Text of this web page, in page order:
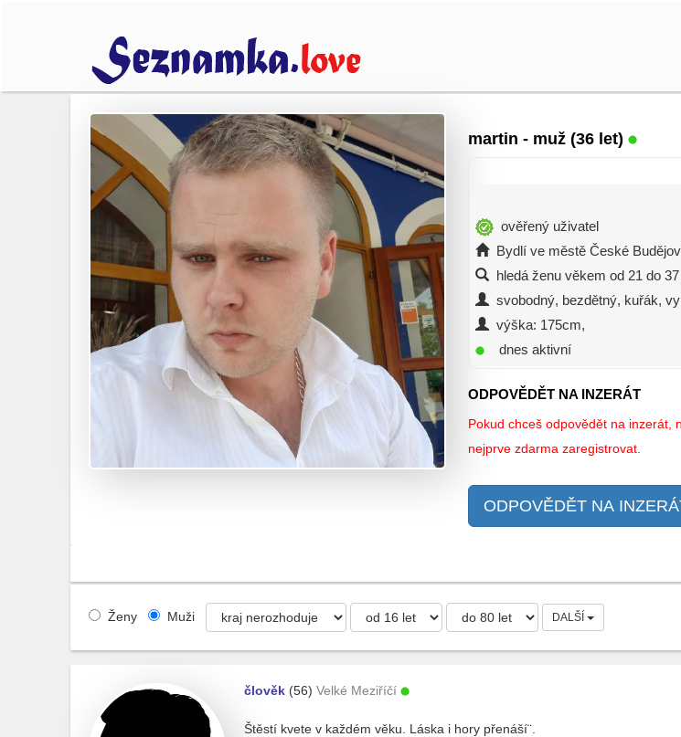
martin - muž (36 let)
ověřený uživatel
Bydlí ve městě České
hledá ženu věkem od 21 do
svobodný, bezdětný, kuřák,
výška: 175cm,
dnes aktivní
ODPOVĚDĚT NA INZERÁT
Pokud chceš odpovědět na inzerát,
nejprve zdarma zaregistrovat.
ODPOVĚDĚT NA
Ženy Muži DALŠÍ
člověk (56) Velké Meziříčí
Štěstí kvete v každém věku. Láska i hory přenáší¨.